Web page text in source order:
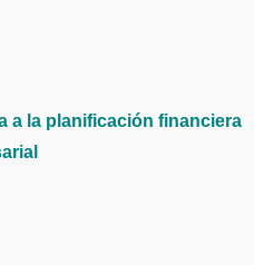
a la planificación financiera